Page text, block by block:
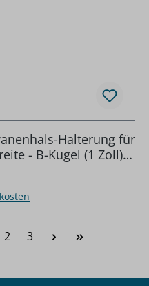
Halterung für
- B-Kugel (1 Zoll),
Seite
2 Seite
3